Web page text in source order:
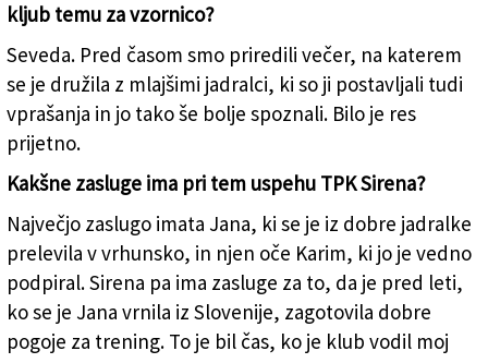
kljub temu za vzornico?
Seveda. Pred časom smo priredili večer, na katerem
se je družila z mlajšimi jadralci, ki so ji postavljali tudi
vprašanja in jo tako še bolje spoznali. Bilo je res
prijetno.
Kakšne zasluge ima pri tem uspehu TPK Sirena?
Največjo zaslugo imata Jana, ki se je iz dobre jadralke
prelevila v vrhunsko, in njen oče Karim, ki jo je vedno
podpiral. Sirena pa ima zasluge za to, da je pred leti,
ko se je Jana vrnila iz Slovenije, zagotovila dobre
pogoje za trening. To je bil čas, ko je klub vodil moj